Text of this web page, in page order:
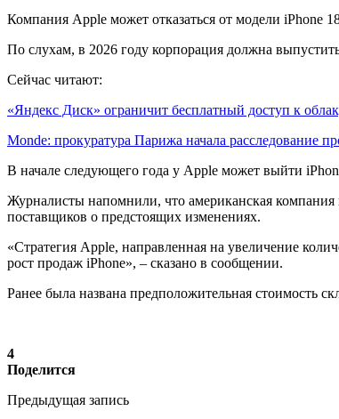
Компания Apple может отказаться от модели iPhone
По слухам, в 2026 году корпорация должна
Сейчас читают:
«Яндекс Диск» ограничит бесплатный доступ к
Monde: прокуратура Парижа начала расследование
В начале следующего года у Apple может выйти
Журналисты напомнили, что американская компания
поставщиков о предстоящих изменениях.
«Стратегия Apple, направленная на увеличение
рост продаж iPhone», – сказано в сообщении.
Ранее была названа предположительная стоимость
4
Поделится
Предыдущая запись